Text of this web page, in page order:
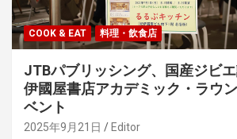
COOK & EAT 料理・飲食店
JTBパブリッシング、国産ジビ
伊國屋書店アカデミック・ラウ
ベント
2025年9月21日 Editor